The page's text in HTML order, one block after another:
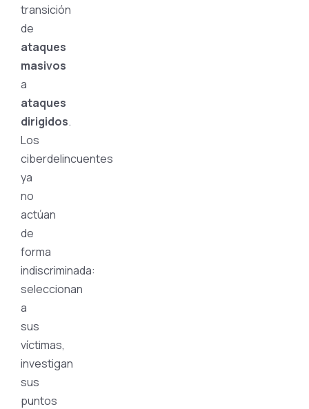
transición
de
ataques
masivos
a
ataques
dirigidos.
Los
ciberdelincuentes
ya
no
actúan
de
forma
indiscriminada:
seleccionan
a
sus
víctimas,
investigan
sus
puntos